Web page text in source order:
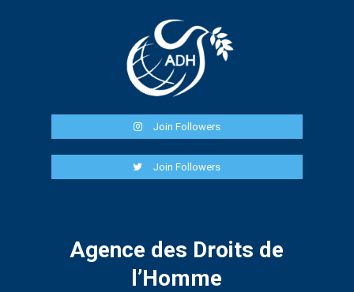
Join Followers
Join Followers
Agence des Droits de
l’Homme